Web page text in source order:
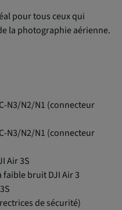
pour tous ceux qui
la photographie aérienne.
N3/N2/N1 (connecteur
N3/N2/N1 (connecteur
Air 3S
faible bruit DJI Air 3
de sécurité)